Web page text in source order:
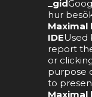
_gid
hur
Maximal
IDEUsed
report
or
purpose
to
Maximal